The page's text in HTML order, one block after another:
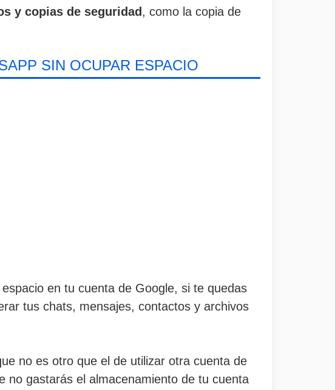
y copias de seguridad , como la copia de
SIN OCUPAR ESPACIO
en tu cuenta de Google, si te quedas
tus chats, mensajes, contactos y archivos
no es otro que el de utilizar otra cuenta de
no gastarás el almacenamiento de tu cuenta